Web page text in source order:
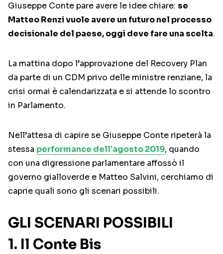
Giuseppe Conte pare avere le idee chiare: se
Matteo Renzi vuole avere un futuro nel processo
decisionale del paese, oggi deve fare una scelta.
La mattina dopo l’approvazione del Recovery Plan
da parte di un CDM privo delle ministre renziane, la
crisi ormai è calendarizzata e si attende lo scontro
in Parlamento.
Nell’attesa di capire se Giuseppe Conte ripeterà la
stessa performance dell’agosto 2019, quando
con una digressione parlamentare affossò il
governo gialloverde e Matteo Salvini, cerchiamo di
caprie quali sono gli scenari possibili.
GLI SCENARI POSSIBILI
1. Il Conte Bis